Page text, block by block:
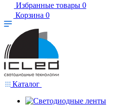
Избранные товары 0
Корзина 0
Каталог